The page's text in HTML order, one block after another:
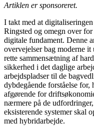
Artiklen er sponsoreret.
I takt med at
Ringsted og omegn over
digitale fundament. Denne
overvejelser bag moderne
rette sammensætning af
sikkerhed i det daglige
arbejdspladser til de
dybdegående forståelse
afgørende for
nærmere på de
eksisterende systemer skal
med hybridarbejde.